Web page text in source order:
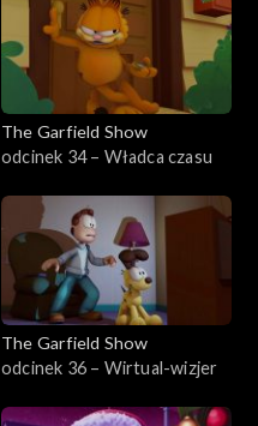
The Garfield Show
odcinek 34 – Władca czasu
The Garfield Show
odcinek 36 – Wirtual-wizjer